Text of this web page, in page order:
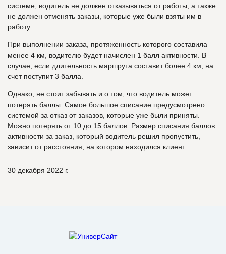
системе, водитель не должен отказываться от работы, а также
не должен отменять заказы, которые уже были взяты им в
работу.
При выполнении заказа, протяженность которого составила
менее 4 км, водителю будет начислен 1 балл активности. В
случае, если длительность маршрута составит более 4 км, на
счет поступит 3 балла.
Однако, не стоит забывать и о том, что водитель может
потерять баллы. Самое большое списание предусмотрено
системой за отказ от заказов, которые уже были приняты.
Можно потерять от 10 до 15 баллов. Размер списания баллов
активности за заказ, который водитель решил пропустить,
зависит от расстояния, на котором находился клиент.
30 декабря 2022 г.